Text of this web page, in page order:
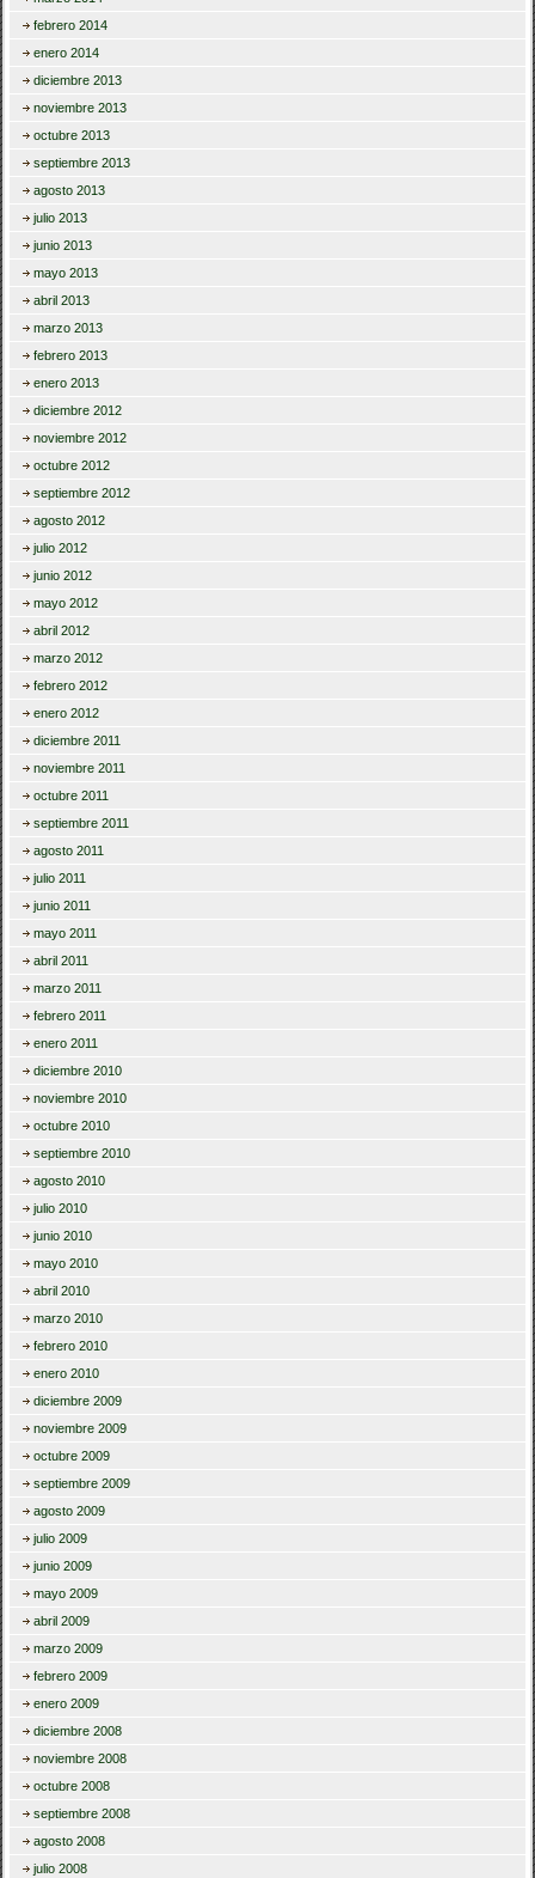
febrero 2014
enero 2014
diciembre 2013
noviembre 2013
octubre 2013
septiembre 2013
agosto 2013
julio 2013
junio 2013
mayo 2013
abril 2013
marzo 2013
febrero 2013
enero 2013
diciembre 2012
noviembre 2012
octubre 2012
septiembre 2012
agosto 2012
julio 2012
junio 2012
mayo 2012
abril 2012
marzo 2012
febrero 2012
enero 2012
diciembre 2011
noviembre 2011
octubre 2011
septiembre 2011
agosto 2011
julio 2011
junio 2011
mayo 2011
abril 2011
marzo 2011
febrero 2011
enero 2011
diciembre 2010
noviembre 2010
octubre 2010
septiembre 2010
agosto 2010
julio 2010
junio 2010
mayo 2010
abril 2010
marzo 2010
febrero 2010
enero 2010
diciembre 2009
noviembre 2009
octubre 2009
septiembre 2009
agosto 2009
julio 2009
junio 2009
mayo 2009
abril 2009
marzo 2009
febrero 2009
enero 2009
diciembre 2008
noviembre 2008
octubre 2008
septiembre 2008
agosto 2008
julio 2008